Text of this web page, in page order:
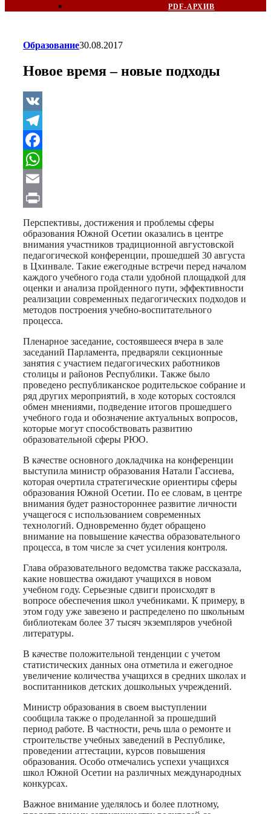
PDF-АРХИВ
Образование30.08.2017
Новое время – новые подходы
VK
Telegram
Facebook
WhatsApp
Email
Print
Перспективы, достижения и проблемы сферы
образования Южной Осетии оказались в центре
внимания участников традиционной августовской
педагогической конференции, прошедшей 30 августа
в Цхинвале. Такие ежегодные встречи перед началом
каждого учебного года стали удобной площадкой для
оценки и анализа пройденного пути, эффективности
реализации современных педагогических подходов и
методов построения учебно-воспитательного
процесса.
Пленарное заседание, состоявшееся вчера в зале
заседаний Парламента, предваряли секционные
занятия с участием педагогических работников
столицы и районов Республики. Также было
проведено республиканское родительское собрание и
ряд других мероприятий, в ходе которых состоялся
обмен мнениями, подведение итогов прошедшего
учебного года и обозначение актуальных вопросов,
которые могут способствовать развитию
образовательной сферы РЮО.
В качестве основного докладчика на конференции
выступила министр образования Натали Гассиева,
которая очертила стратегические ориентиры сферы
образования Южной Осетии. По ее словам, в центре
внимания будет разностороннее развитие личности
учащегося с использованием современных
технологий. Одновременно будет обращено
внимание на повышение качества образовательного
процесса, в том числе за счет усиления контроля.
Глава образовательного ведомства также рассказала,
какие новшества ожидают учащихся в новом
учебном году. Серьезные сдвиги происходят в
вопросе обеспечения школ учебниками. К примеру, в
этом году уже завезено и распределено по школьным
библиотекам более 37 тысяч экземпляров учебной
литературы.
В качестве положительной тенденции с учетом
статистических данных она отметила и ежегодное
увеличение количества учащихся в средних школах и
воспитанников детских дошкольных учреждений.
Министр образования в своем выступлении
сообщила также о проделанной за прошедший
период работе. В частности, речь шла о ремонте и
строительстве учебных заведений в Республике,
проведении аттестации, курсов повышения
образования. Особо отмечались успехи учащихся
школ Южной Осетии на различных международных
конкурсах.
Важное внимание уделялось и более плотному,